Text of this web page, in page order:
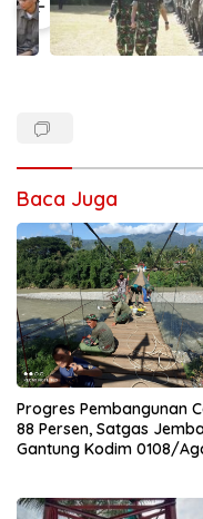
Baca Juga
Progres Pembangunan
88 Persen, Satgas
Gantung Kodim 0108/